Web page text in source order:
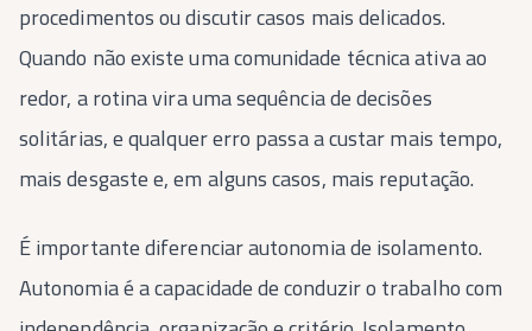
procedimentos ou discutir casos mais delicados.
Quando não existe uma comunidade técnica ativa ao
redor, a rotina vira uma sequência de decisões
solitárias, e qualquer erro passa a custar mais tempo,
mais desgaste e, em alguns casos, mais reputação.
É importante diferenciar autonomia de isolamento.
Autonomia é a capacidade de conduzir o trabalho com